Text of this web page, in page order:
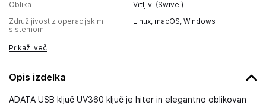
Oblika
Vrtljivi (Swivel)
Združljivost z operacijskim
sistemom
Linux, macOS, Windows
Prikaži več
Opis izdelka
ADATA USB ključ UV360 ključ je hiter in elegantno oblikovan